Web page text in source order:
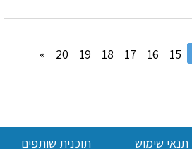
15
16
17
18
19
20
»
תוכנית שותפים תנאי שימוש